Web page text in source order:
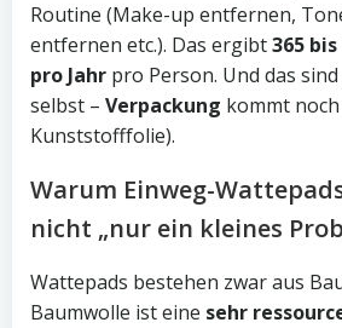
Routine (Make-up entfernen,
entfernen etc.). Das ergibt365
pro Jahr pro Person. Und das
selbst – Verpackung kommt
Kunststofffolie).
Warum Einweg-
nicht „nur ein kleines
Wattepads bestehen zwar aus
Baumwolle ist eine sehr